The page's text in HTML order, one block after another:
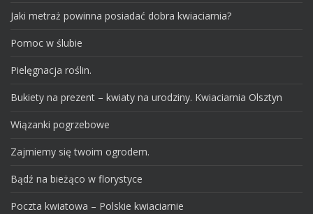
Jaki metraż powinna posiadać dobra kwiaciarnia?
Pomoc w ślubie
Pielęgnacja roślin.
Bukiety na prezent – kwiaty na urodziny. Kwiaciarnia Olsztyn
Wiązanki pogrzebowe
Zajmiemy się twoim ogrodem.
Bądź na bieżąco w florystyce
Poczta kwiatowa – Polskie kwiaciarnie